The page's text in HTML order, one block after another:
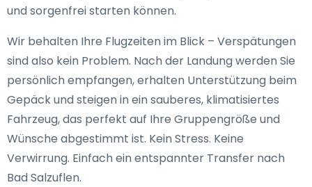
und sorgenfrei starten können.
Wir behalten Ihre Flugzeiten im Blick – Verspätungen
sind also kein Problem. Nach der Landung werden Sie
persönlich empfangen, erhalten Unterstützung beim
Gepäck und steigen in ein sauberes, klimatisiertes
Fahrzeug, das perfekt auf Ihre Gruppengröße und
Wünsche abgestimmt ist. Kein Stress. Keine
Verwirrung. Einfach ein entspannter Transfer nach
Bad Salzuflen.